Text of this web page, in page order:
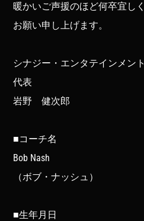
暖かいご声援のほど何卒宜しく
お願い申し上げます。
シナジー・エンタテインメント
代表
岩野 健次郎
■コーチ名
Bob Nash
（ボブ・ナッシュ）
■生年月日